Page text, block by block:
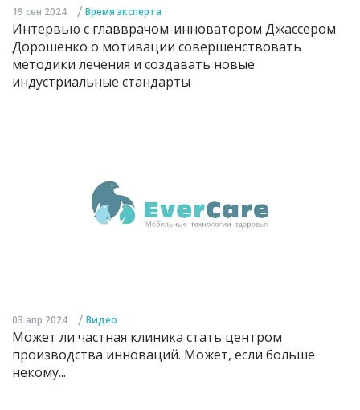
19 сен 2024 / Время эксперта
Интервью с главврачом-инноватором Джассером
Дорошенко о мотивации совершенствовать
методики лечения и создавать новые
индустриальные стандарты
03 апр 2024 / Видео
Может ли частная клиника стать центром
производства инноваций. Может, если больше
некому...